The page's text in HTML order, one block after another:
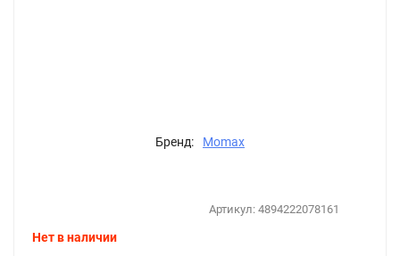
Бренд: Momax
Артикул: 4894222078161
Нет в наличии